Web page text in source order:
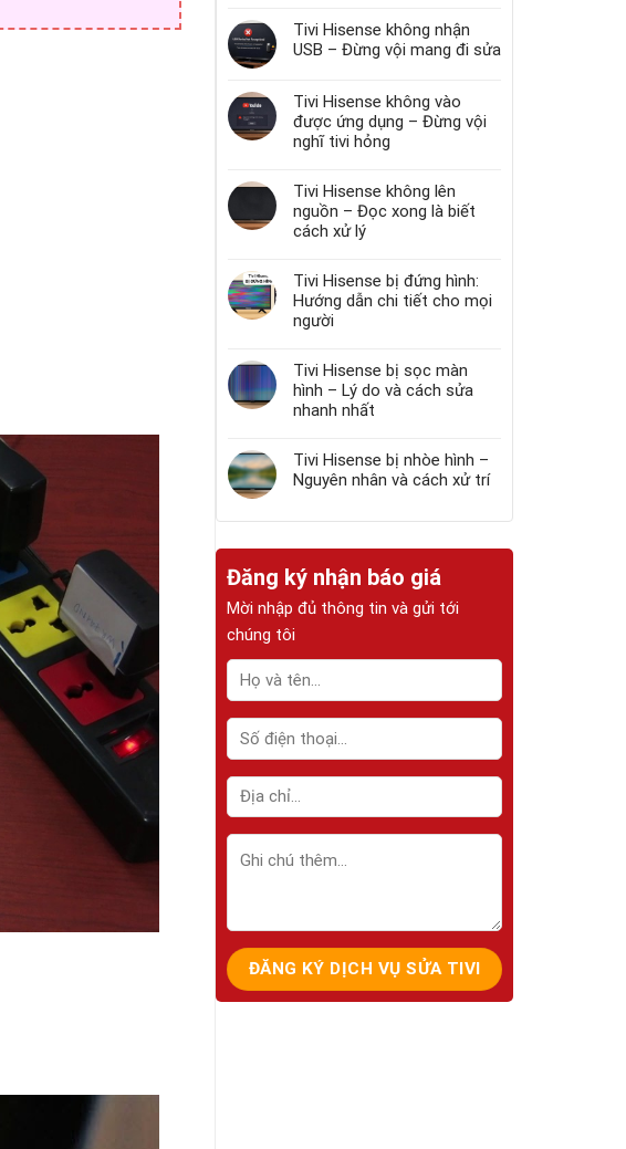
Tivi Hisense không nhận
USB – Đừng vội mang đi sửa
Tivi Hisense không vào
được ứng dụng – Đừng vội
nghĩ tivi hỏng
Tivi Hisense không lên
nguồn – Đọc xong là biết
cách xử lý
Tivi Hisense bị đứng hình:
Hướng dẫn chi tiết cho mọi
người
Tivi Hisense bị sọc màn
hình – Lý do và cách sửa
nhanh nhất
Tivi Hisense bị nhòe hình –
Nguyên nhân và cách xử trí
Đăng ký nhận báo giá
Mời nhập đủ thông tin và gửi tới
chúng tôi